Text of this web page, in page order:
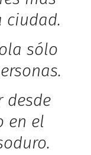
ciudad.
sólo
desde
en el